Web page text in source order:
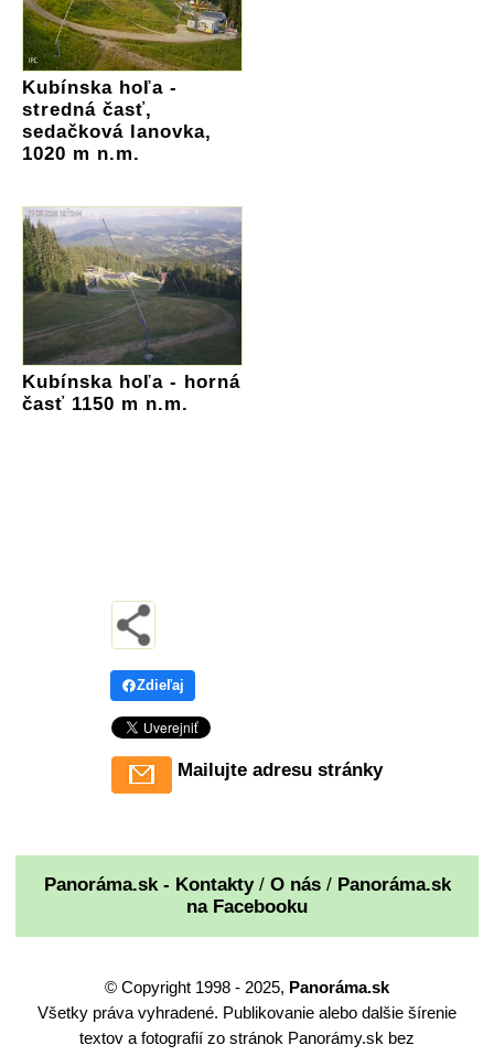
Kubínska hoľa -
stredná časť,
sedačková lanovka,
1020 m n.m.
Kubínska hoľa - horná
časť 1150 m n.m.
Zdieľaj
Mailujte adresu stránky
Panoráma.sk - Kontakty/ O nás/ Panoráma.sk
na Facebooku
© Copyright 1998 - 2025, Panoráma.sk
Všetky práva vyhradené. Publikovanie alebo dalšie šírenie
textov a fotografií zo stránok Panorámy.sk bez